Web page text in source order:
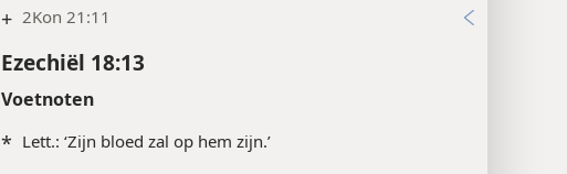
+ 2Kon 21:11
Ezechiël 18:13
Voetnoten
* Lett.: ‘Zijn bloed zal op hem zijn.’